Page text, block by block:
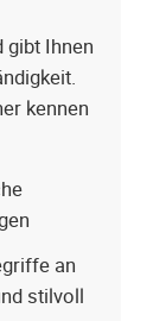
gibt Ihnen
kennen
an
stilvoll